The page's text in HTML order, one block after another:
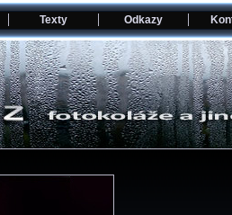
Texty Odkazy